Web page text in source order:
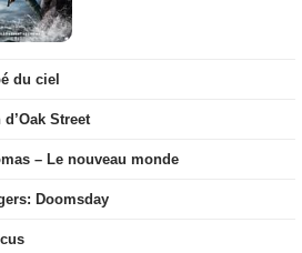
du ciel
d’Oak Street
– Le nouveau monde
Doomsday